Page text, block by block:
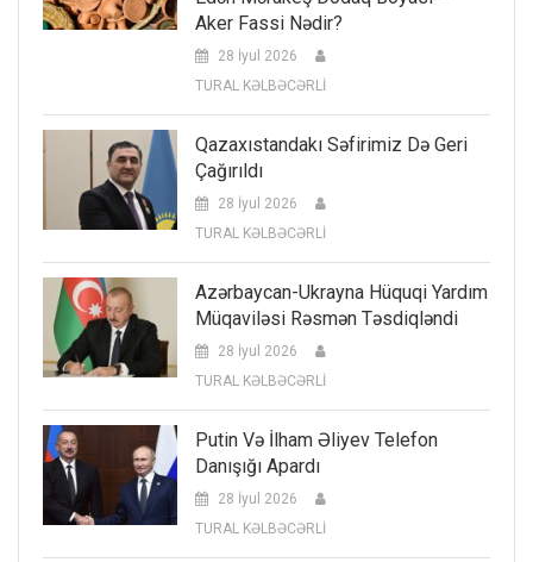
Aker Fassi Nədir?
28 İyul 2026
TURAL KƏLBƏCƏRLİ
Qazaxıstandakı Səfirimiz Də Geri
Çağırıldı
28 İyul 2026
TURAL KƏLBƏCƏRLİ
Azərbaycan-Ukrayna Hüquqi Yardım
Müqaviləsi Rəsmən Təsdiqləndi
28 İyul 2026
TURAL KƏLBƏCƏRLİ
Putin Və İlham Əliyev Telefon
Danışığı Apardı
28 İyul 2026
TURAL KƏLBƏCƏRLİ